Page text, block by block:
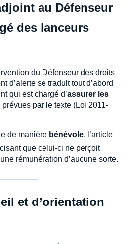
au Défenseur
des lanceurs
du Défenseur des droits
d’alerte se traduit tout d’abord
qui est chargé d’assurer les
prévues par le texte (Loi 2011-
de manière bénévole, l’article
que celui-ci ne perçoit
rémunération d’aucune sorte.
et d’orientation